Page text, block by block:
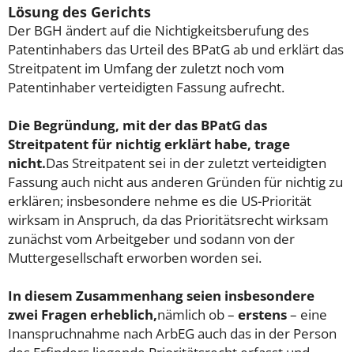
Lösung des Gerichts
Der BGH ändert auf die Nichtigkeitsberufung des
Patentinhabers das Urteil des BPatG ab und erklärt das
Streitpatent im Umfang der zuletzt noch vom
Patentinhaber verteidigten Fassung aufrecht.
Die Begründung, mit der das BPatG das
Streitpatent für nichtig erklärt habe, trage
nicht.Das Streitpatent sei in der zuletzt verteidigten
Fassung auch nicht aus anderen Gründen für nichtig zu
erklären; insbesondere nehme es die US-Priorität
wirksam in Anspruch, da das Prioritätsrecht wirksam
zunächst vom Arbeitgeber und sodann von der
Muttergesellschaft erworben worden sei.
In diesem Zusammenhang seien insbesondere
zwei Fragen erheblich,nämlich ob – erstens– eine
Inanspruchnahme nach ArbEG auch das in der Person